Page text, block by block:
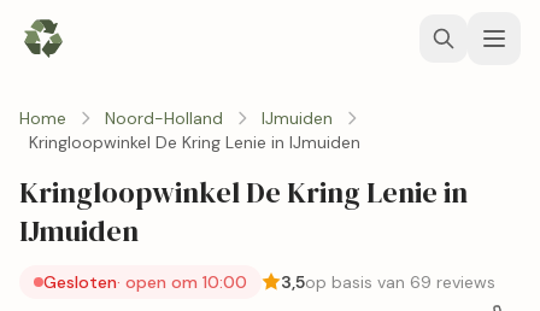
Home Noord-Holland
IJmuiden
Kringloopwinkel De Kring Lenie in IJmuiden
Kringloopwinkel De Kring Lenie in
IJmuiden
Gesloten· open om 10:00 3,5op basis van 69 reviews